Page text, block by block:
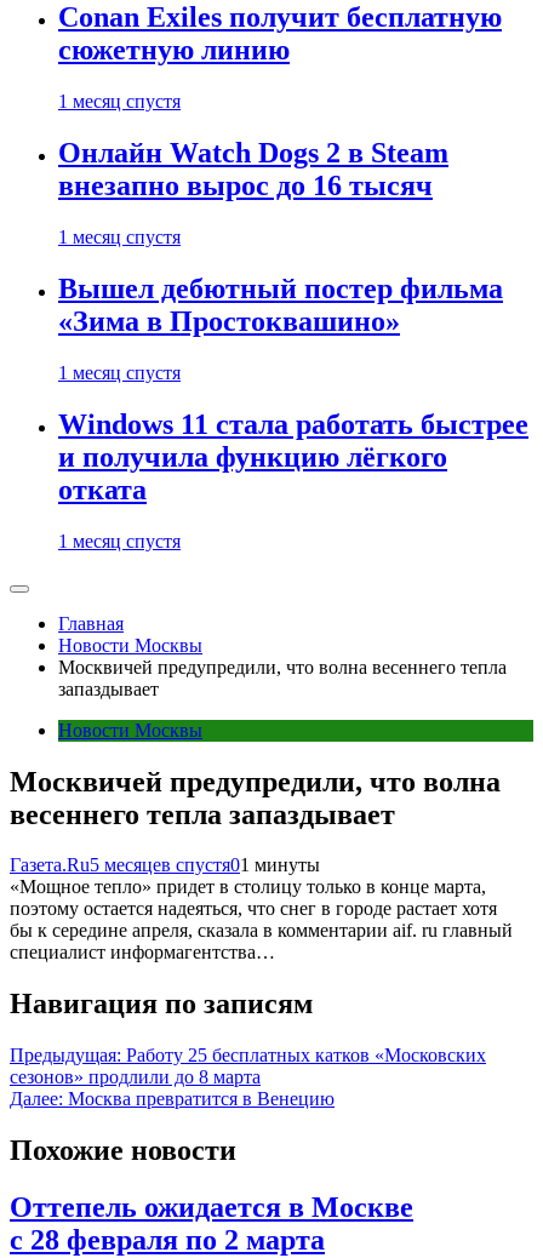
Conan Exiles получит бесплатную
сюжетную линию
1 месяц спустя
Онлайн Watch Dogs 2 в Steam
внезапно вырос до 16 тысяч
1 месяц спустя
Вышел дебютный постер фильма
«Зима в Простоквашино»
1 месяц спустя
Windows 11 стала работать быстрее
и получила функцию лёгкого
отката
1 месяц спустя
Главная
Новости Москвы
Москвичей предупредили, что волна весеннего тепла
запаздывает
Новости Москвы
Москвичей предупредили, что волна
весеннего тепла запаздывает
Газета.Ru5 месяцев спустя01 минуты
«Мощное тепло» придет в столицу только в конце марта,
поэтому остается надеяться, что снег в городе растает хотя
бы к середине апреля, сказала в комментарии aif. ru главный
специалист информагентства…
Навигация по записям
Предыдущая: Работу 25 бесплатных катков «Московских
сезонов» продлили до 8 марта
Далее: Москва превратится в Венецию
Похожие новости
Оттепель ожидается в Москве
с 28 февраля по 2 марта